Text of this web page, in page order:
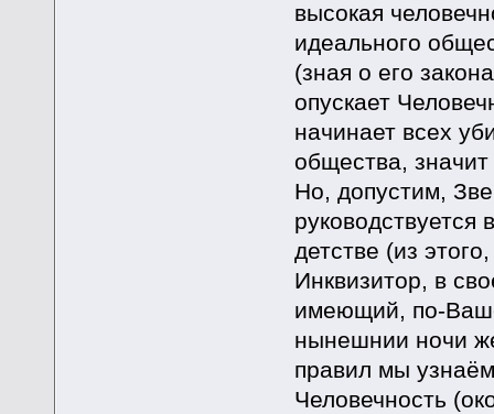
высокая
идеального
(зная о его
опускает
начинает всех
общества,
Но, допустим,
руководствуется
детстве (из
Инквизитор, в
имеющий, по-
нынешнии ночи
правил мы
Человечность